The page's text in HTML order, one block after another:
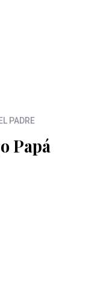
PADRE
Papá